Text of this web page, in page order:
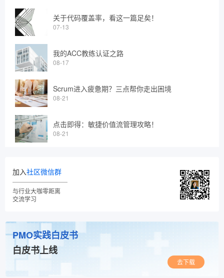
关于代码覆盖率，看这一篇足矣！
07-13
我的ACC教练认证之路
08-17
Scrum进入疲惫期？三点帮你走出困境
08-21
点击即得：敏捷价值流管理攻略！
08-21
加入社区微信群
与行业大咖零距离
交流学习
PMO实践白皮书
白皮书上线
去下载